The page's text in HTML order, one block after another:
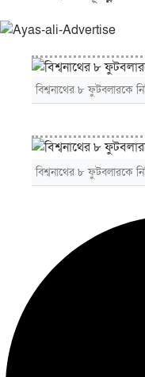
বিশ্বনাথের ৮ ফুটবলারকে
বিশ্বনাথের ৮ ফুটবলারকে